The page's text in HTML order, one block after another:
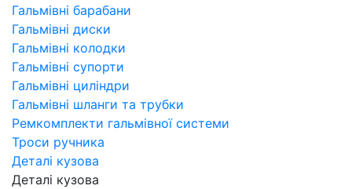
Гальмівні барабани
Гальмівні диски
Гальмівні колодки
Гальмівні супорти
Гальмівні циліндри
Гальмівні шланги та трубки
Ремкомплекти гальмівної системи
Троси ручника
Деталі кузова
Деталі кузова